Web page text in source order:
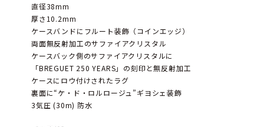
直径38mm
厚さ10.2mm
ケースバンドにフルート装飾（コインエッジ）
両面無反射加工のサファイアクリスタル
ケースバック側のサファイアクリスタルに
「BREGUET 250 YEARS」の刻印と無反射加工
ケースにロウ付けされたラグ
裏面に“ケ・ド・ロルロージュ”ギヨシェ装飾
3気圧 (30m) 防水